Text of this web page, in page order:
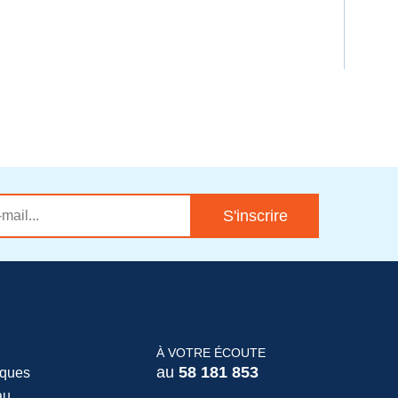
S'inscrire
À VOTRE ÉCOUTE
au 58 181 853